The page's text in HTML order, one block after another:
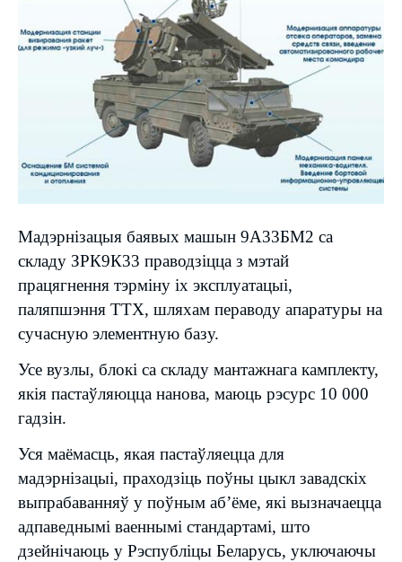
Мадэрнізацыя баявых машын 9А33БМ2 са
складу ЗРК9К33 праводзіцца з мэтай
працягнення тэрміну іх эксплуатацыі,
паляпшэння ТТХ, шляхам пераводу апаратуры на
сучасную элементную базу.
Усе вузлы, блокі са складу мантажнага камплекту,
якія пастаўляюцца нанова, маюць рэсурс 10 000
гадзін.
Уся маёмасць, якая пастаўляецца для
мадэрнізацыі, праходзіць поўны цыкл завадскіх
выпрабаванняў у поўным аб’ёме, які вызначаецца
адпаведнымі ваеннымі стандартамі, што
дзейнічаюць у Рэспубліцы Беларусь, уключаючы